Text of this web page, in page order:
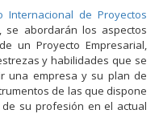
Internacional de Proyectos
abordarán los aspectos
un Proyecto Empresarial,
y habilidades que se
una empresa y su plan de
de las que dispone
su profesión en el actual